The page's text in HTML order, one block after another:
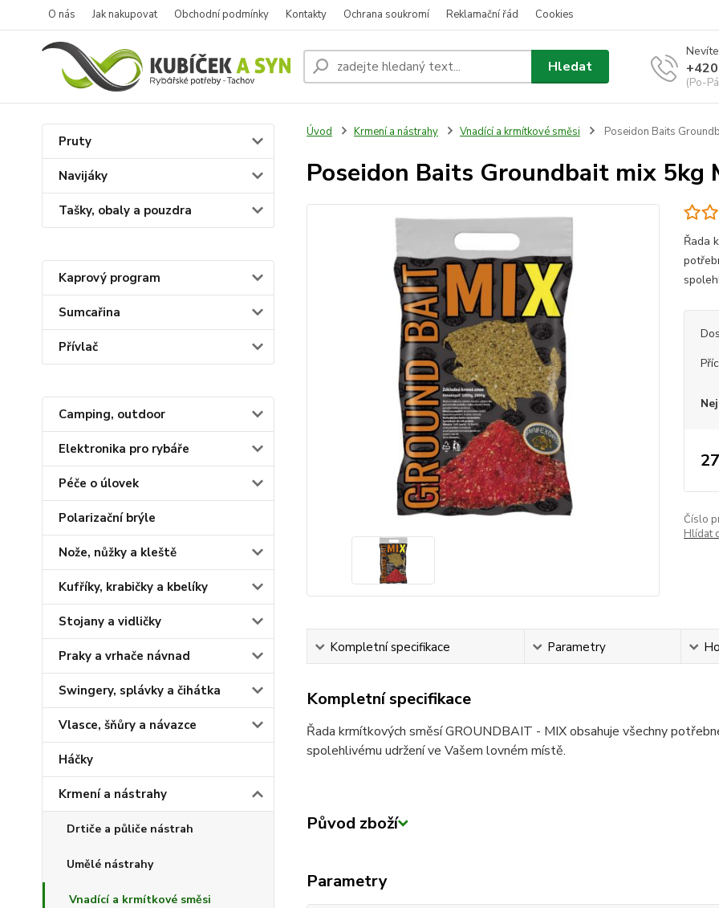
O nás Jak nakupovat Obchodní podmínky Kontakty Ochrana soukromí Reklamační řád Cookies
Hledat
(Po-
Pruty
Navijáky
Tašky, obaly a pouzdra
Kaprový program
Sumcařina
Přívlač
Camping, outdoor
Elektronika pro rybáře
Péče o úlovek
Polarizační brýle
Nože, nůžky a kleště
Kufříky, krabičky a kbelíky
Stojany a vidličky
Praky a vrhače návnad
Swingery, splávky a čihátka
Vlasce, šňůry a návazce
Háčky
Krmení a nástrahy
Drtiče a půliče nástrah
Umělé nástrahy
Vnadící a krmítkové směsi
Úvod Krmení a nástrahy Vnadící a krmítkové směsi Poseidon Baits
Poseidon Baits Groundbait mix 5kg
Řada
Číslo
Hlídat
Kompletní specifikace Parametry
Kompletní specifikace
Řada krmítkových směsí GROUNDBAIT - MIX obsahuje všechny
spolehlivému udržení ve Vašem lovném místě.
Původ zboží
Parametry